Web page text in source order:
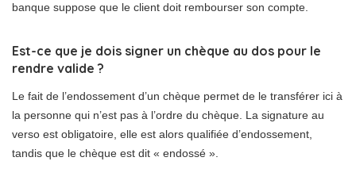
banque suppose que le client doit rembourser son compte.
Est-ce que je dois signer un chèque au dos pour le
rendre valide ?
Le fait de l’endossement d’un chèque permet de le transférer ici à
la personne qui n’est pas à l’ordre du chèque. La signature au
verso est obligatoire, elle est alors qualifiée d’endossement,
tandis que le chèque est dit « endossé ».